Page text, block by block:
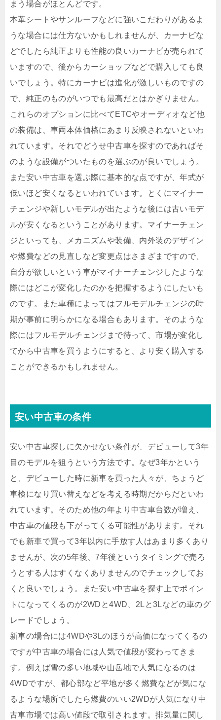
まう場合がほとんどです。
本革シートやサンルーフなどに強いこだわりがあるよ
うな場合には仕方ないかもしれませんが、カーナビな
どでしたら純正よりも性能の良いカーナビが売られて
いますので、後からカーショップなどで購入しても良
いでしょう。特にカーナビは進化が激しいものですの
で、純正のものがいつでも最高だとはかぎりません。
これらのオプションに比べてETCやオーディオなど他
の装備は、車両本体価格にあまり反映されないといわ
れています。それでどうせ中古車を探すのであればそ
のような設備がついたものを選ぶのが良いでしょう。
また安い中古車を選ぶ際に基本的な点ですが、年式が
低いほど安くなるといわれています。とくにマイナー
チェンジや新しいモデルが出たような後には古いモデ
ルが安くなるということがあります。マイナーチェン
ジといっても、メカニズムや装備、内外装のデザイン
や燃費などの見直しなど変更点はさまざまですので、
自分が欲しいという車がマイナーチェンジしたような
際にはどこが変化したのかを把握するようにしたいも
のです。また車種によってはフルモデルチェンジの時
期が事前に明らかになる場合もあります。そのような
際にはフルモデルチェンジまで待って、市場が変化し
てから中古車を買うようにすると、より安く購入する
ことができるかもしれません。
安い中古車の条件
安い中古車探しに欠かせない条件が、デビューして3年
目のモデルを狙うという方法です。なぜ3年かという
と、デビューした時に新車を買った人々が、ちょうど
車検になり買い替えなどを考える時期だからだといわ
れています。そのため他の年より中古車台数が増え、
中古車の値段も下がってくる可能性があります。それ
でも新車で買って3年以内に手放す人はあまり多くあり
ませんが、次の5年後、7年後というタイミングで売ろ
うとする人はすくなくありませんのでチェックしてお
くと良いでしょう。また安い中古車を探す上でポイン
トになってくるのが2WDと4WD、2Lと3Lなどの車のグ
レードでしょう。
新車の場合には4WDや3Lのほうが高価になってくるの
ですが中古車の場合には人気で値段が変わってきま
す。例えば雪の多い地域や山岳地で人気になるのは
4WDですが、都心部など平地が多く燃費などが気にな
るような場所でしたら燃費のいい2WDが人気になり中
古車市場では高い値段で取引されます。排気量に関し